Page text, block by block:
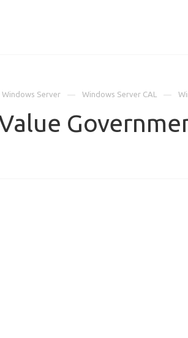
Windows Server Windows Server CAL